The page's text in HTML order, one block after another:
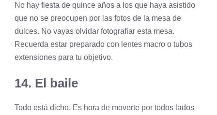
No hay fiesta de quince años a los que haya asistido
que no se preocupen por las fotos de la mesa de
dulces. No vayas olvidar fotografiar esta mesa.
Recuerda estar preparado con lentes macro o tubos
extensiones para tu objetivo.
14. El baile
Todo está dicho. Es hora de moverte por todos lados